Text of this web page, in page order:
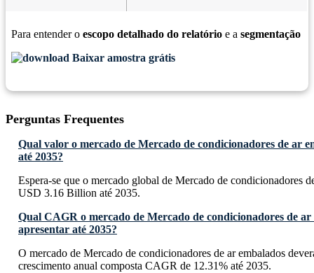
Para entender o escopo detalhado do relatório e a segmentação
Baixar amostra grátis
Perguntas Frequentes
Qual valor o mercado de Mercado de condicionadores de ar
até 2035?
Espera-se que o mercado global de Mercado de condicionadores
USD 3.16 Billion até 2035.
Qual CAGR o mercado de Mercado de condicionadores de ar
apresentar até 2035?
O mercado de Mercado de condicionadores de ar embalados
crescimento anual composta CAGR de 12.31% até 2035.